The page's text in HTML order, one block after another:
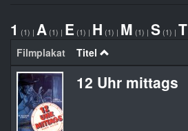
1 (1) | A (1) | E (1) | H (1) | M (1) | S (1) | T
Filmplakat Titel
12 Uhr mittags